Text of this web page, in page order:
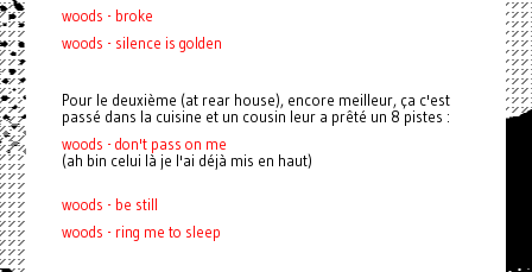
woods - broke
woods - silence is golden
Pour le deuxième (at rear house), encore meilleur, ça c'est
passé dans la cuisine et un cousin leur a prêté un 8 pistes :
woods - don't pass on me
(ah bin celui là je l'ai déjà mis en haut)
woods - be still
woods - ring me to sleep